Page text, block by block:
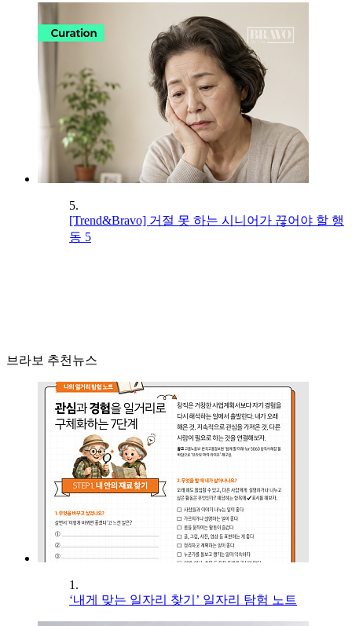
5.
[Trend&Bravo] 거절 못 하는 시니어가 끊어야 할 행
동 5
브라보 추천뉴스
1.
‘내게 맞는 일자리 찾기’ 일자리 탐험 노트